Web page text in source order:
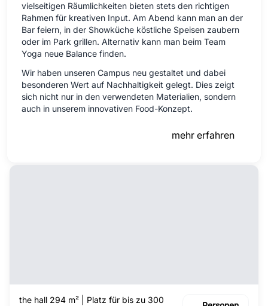
vielseitigen Räumlichkeiten bieten stets den richtigen
Rahmen für kreativen Input. Am Abend kann man an der
Bar feiern, in der Showküche köstliche Speisen zaubern
oder im Park grillen. Alternativ kann man beim Team
Yoga neue Balance finden.
Wir haben unseren Campus neu gestaltet und dabei
besonderen Wert auf Nachhaltigkeit gelegt. Dies zeigt
sich nicht nur in den verwendeten Materialien, sondern
auch in unserem innovativen Food-Konzept.
mehr erfahren
the hall 294 m² | Platz für bis zu 300